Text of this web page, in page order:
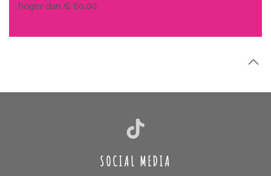
hoger dan € 60,00
SOCIAL MEDIA